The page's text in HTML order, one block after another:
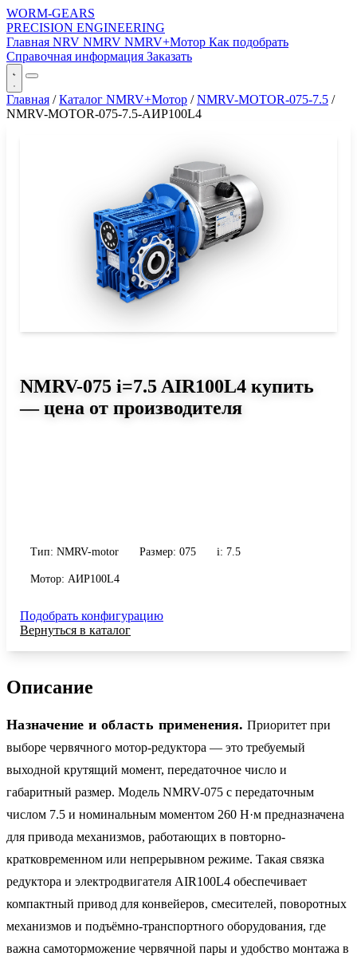
WORM-GEARS
PRECISION ENGINEERING
Главная NRV NMRV NMRV+Мотор Как подобрать
Справочная информация Заказать
Главная / Каталог NMRV+Мотор / NMRV-MOTOR-075-7.5 /
NMRV-MOTOR-075-7.5-АИР100L4
NMRV-075 i=7.5 AIR100L4 купить
— цена от производителя
Тип: NMRV-motor Размер: 075 i: 7.5
Мотор: АИР100L4
Подобрать конфигурацию
Вернуться в каталог
Описание
Назначение и область применения. Приоритет при
выборе червячного мотор-редуктора — это требуемый
выходной крутящий момент, передаточное число и
габаритный размер. Модель NMRV-075 с передаточным
числом 7.5 и номинальным моментом 260 Н·м предназначена
для привода механизмов, работающих в повторно-
кратковременном или непрерывном режиме. Такая связка
редуктора и электродвигателя AIR100L4 обеспечивает
компактный привод для конвейеров, смесителей, поворотных
механизмов и подъёмно-транспортного оборудования, где
важна самоторможение червячной пары и удобство монтажа в